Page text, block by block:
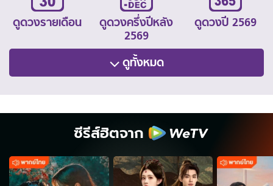
ดูดวงรายเดือน
ดูดวงครึ่งปีหลัง
2569
ดูดวงปี 2569
ดูทั้งหมด
ซีรีส์ฮิตจาก